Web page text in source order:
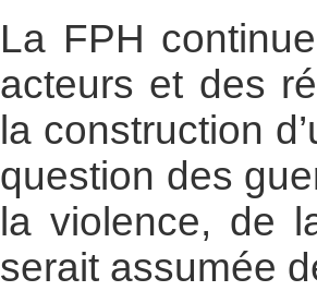
La FPH
acteurs et des
la construction
question des
la violence, de
serait assumée